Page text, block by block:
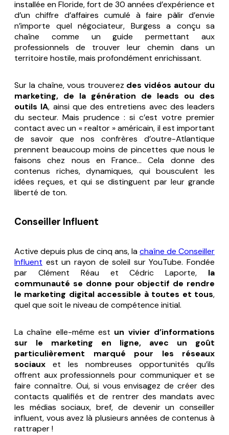
installée en Floride, fort de 30 années d’expérience et
d’un chiffre d’affaires cumulé à faire pâlir d’envie
n’importe quel négociateur, Burgess a conçu sa
chaîne comme un guide permettant aux
professionnels de trouver leur chemin dans un
territoire hostile, mais profondément enrichissant.
Sur la chaîne, vous trouverez des vidéos autour du
marketing, de la génération de leads ou des
outils IA, ainsi que des entretiens avec des leaders
du secteur. Mais prudence : si c’est votre premier
contact avec un « realtor » américain, il est important
de savoir que nos confrères d’outre-Atlantique
prennent beaucoup moins de pincettes que nous le
faisons chez nous en France… Cela donne des
contenus riches, dynamiques, qui bousculent les
idées reçues, et qui se distinguent par leur grande
liberté de ton.
Conseiller Influent
Active depuis plus de cinq ans, lachaîne de Conseiller
Influent est un rayon de soleil sur YouTube. Fondée
par Clément Réau et Cédric Laporte, la
communauté se donne pour objectif de rendre
le marketing digital accessible à toutes et tous,
quel que soit le niveau de compétence initial.
La chaîne elle-même est un vivier d’informations
sur le marketing en ligne, avec un goût
particulièrement marqué pour les réseaux
sociaux et les nombreuses opportunités qu’ils
offrent aux professionnels pour communiquer et se
faire connaître. Oui, si vous envisagez de créer des
contacts qualifiés et de rentrer des mandats avec
les médias sociaux, bref, de devenir un conseiller
influent, vous avez là plusieurs années de contenus à
rattraper !